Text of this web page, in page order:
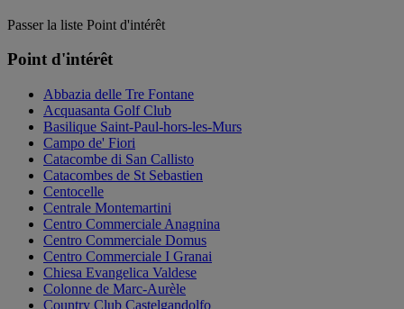
Passer la liste Point d'intérêt
Point d'intérêt
Abbazia delle Tre Fontane
Acquasanta Golf Club
Basilique Saint-Paul-hors-les-Murs
Campo de' Fiori
Catacombe di San Callisto
Catacombes de St Sebastien
Centocelle
Centrale Montemartini
Centro Commerciale Anagnina
Centro Commerciale Domus
Centro Commerciale I Granai
Chiesa Evangelica Valdese
Colonne de Marc-Aurèle
Country Club Castelgandolfo